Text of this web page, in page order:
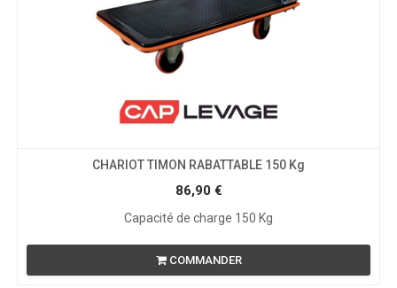
CHARIOT TIMON RABATTABLE 150 Kg
86,90€
Capacité de charge 150 Kg
COMMANDER